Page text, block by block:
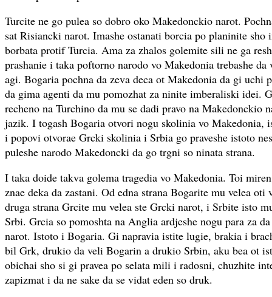
Turcite ne go pulea so dobro oko Makedonckio narot.
sat Risiancki narot. Imashe ostanati borcia po planinite sho
borbata protif Turcia. Ama za zhalos golemite sili ne ga
prashanie i taka poftorno narodo vo Makedonia trebashe da
agi. Bogaria pochna da zeva deca ot Makedonia da gi uchi
da gima agenti da mu pomozhat za ninite imberaliski idei.
recheno na Turchino da mu se dadi pravo na Makedonckio
jazik. I togash Bogaria otvori nogu skolinia vo Makedonia,
i popovi otvorae Grcki skolinia i Srbia go praveshe istoto
puleshe narodo Makedoncki da go trgni so ninata strana.
I taka doide takva golema tragedia vo Makedonia. Toi
znae deka da zastani. Od edna strana Bogarite mu velea
druga strana Grcite mu velea ste Grcki narot, i Srbite isto
Srbi. Grcia so pomoshta na Anglia ardjeshe nogu para za
narot. Istoto i Bogaria. Gi napravia istite lugie, brakia i
bil Grk, drukio da veli Bogarin a drukio Srbin, aku bea ot
obichai sho si gi pravea po selata mili i radosni, chuzhite
zapizmat i da ne sake da se vidat eden so druk.